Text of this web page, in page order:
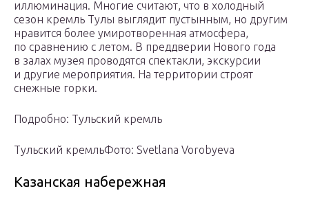
иллюминация. Многие считают, что в холодный
сезон кремль Тулы выглядит пустынным, но другим
нравится более умиротворенная атмосфера,
по сравнению с летом. В преддверии Нового года
в залах музея проводятся спектакли, экскурсии
и другие мероприятия. На территории строят
снежные горки.
Подробно: Тульский кремль
Тульский кремльФото: Svetlana Vorobyeva
Казанская набережная